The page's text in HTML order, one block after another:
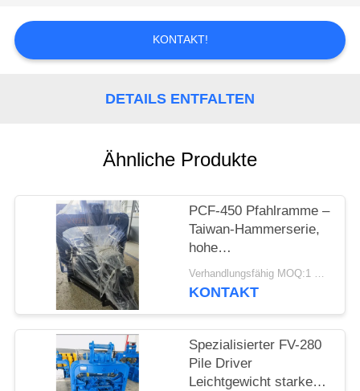
VERBINDUNG
NACHRICHTEN
FORDERN
SIE EIN
ZITAT
SITEMAP
PRIVACY
POLICY
KONTAKT!
DETAILS ENTFALTEN
Ähnliche Produkte
PCF-450 Pfahlramme –
Taiwan-Hammerserie,
hohe
Teileaustauschbarkeit
und 535 kN Kraft
Verhandlungsfähig MOQ:1 Satz
KONTAKT
Spezialisierter FV-280
Pile Driver
Leichtgewicht starke